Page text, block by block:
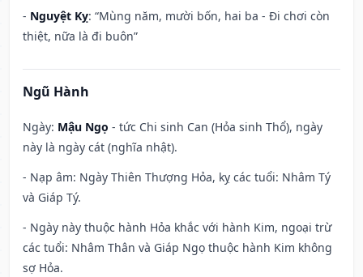
- Nguyệt Kỵ: “Mùng năm, mười bốn, hai ba - Đi chơi còn
thiệt, nữa là đi buôn”
Ngũ Hành
Ngày: Mậu Ngọ - tức Chi sinh Can (Hỏa sinh Thổ), ngày
này là ngày cát (nghĩa nhật).
- Nạp âm: Ngày Thiên Thượng Hỏa, kỵ các tuổi: Nhâm Tý
và Giáp Tý.
- Ngày này thuộc hành Hỏa khắc với hành Kim, ngoại trừ
các tuổi: Nhâm Thân và Giáp Ngọ thuộc hành Kim không
sợ Hỏa.